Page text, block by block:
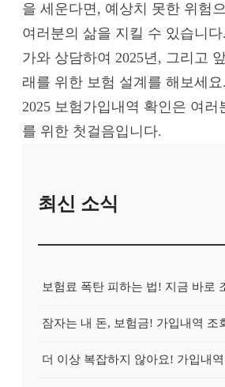
을 세운다면, 예상치 못한 위험
여러분의 삶을 지킬 수 있습니
가와 상담하여 2025년, 그리고
래를 위한 보험 설계를 해보세
2025 보험가입내역 확인은 여러
를 위한 첫걸음입니다.
최신 소식
보험료 폭탄 피하는 법! 지금 바로